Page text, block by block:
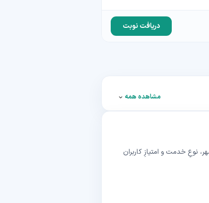
دریافت نوبت
مشاهده همه
نوعِ خدمت و امتیازِ کاربران